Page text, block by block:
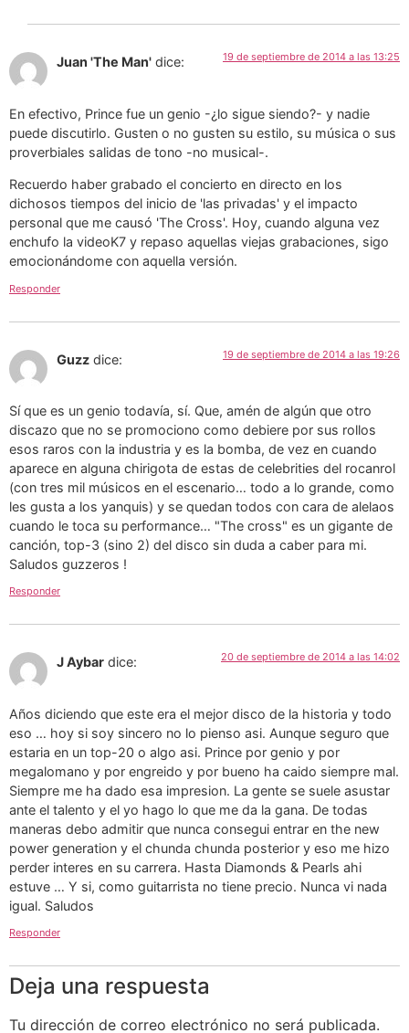
Juan 'The Man' dice: 19 de septiembre de 2014 a las 13:25
En efectivo, Prince fue un genio -¿lo sigue siendo?- y nadie
puede discutirlo. Gusten o no gusten su estilo, su música o sus
proverbiales salidas de tono -no musical-.
Recuerdo haber grabado el concierto en directo en los
dichosos tiempos del inicio de 'las privadas' y el impacto
personal que me causó 'The Cross'. Hoy, cuando alguna vez
enchufo la videoK7 y repaso aquellas viejas grabaciones, sigo
emocionándome con aquella versión.
Responder
Guzz dice: 19 de septiembre de 2014 a las 19:26
Sí que es un genio todavía, sí. Que, amén de algún que otro
discazo que no se promociono como debiere por sus rollos
esos raros con la industria y es la bomba, de vez en cuando
aparece en alguna chirigota de estas de celebrities del rocanrol
(con tres mil músicos en el escenario… todo a lo grande, como
les gusta a los yanquis) y se quedan todos con cara de alelaos
cuando le toca su performance… "The cross" es un gigante de
canción, top-3 (sino 2) del disco sin duda a caber para mi.
Saludos guzzeros !
Responder
J Aybar dice: 20 de septiembre de 2014 a las 14:02
Años diciendo que este era el mejor disco de la historia y todo
eso … hoy si soy sincero no lo pienso asi. Aunque seguro que
estaria en un top-20 o algo asi. Prince por genio y por
megalomano y por engreido y por bueno ha caido siempre mal.
Siempre me ha dado esa impresion. La gente se suele asustar
ante el talento y el yo hago lo que me da la gana. De todas
maneras debo admitir que nunca consegui entrar en the new
power generation y el chunda chunda posterior y eso me hizo
perder interes en su carrera. Hasta Diamonds & Pearls ahi
estuve … Y si, como guitarrista no tiene precio. Nunca vi nada
igual. Saludos
Responder
Deja una respuesta
Tu dirección de correo electrónico no será publicada.